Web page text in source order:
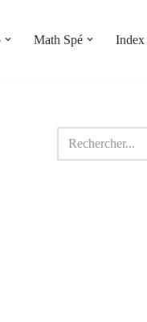
Math Spé Index